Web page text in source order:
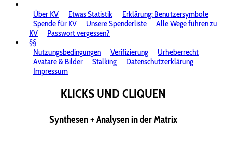
Über KV
Etwas Statistik
Erklärung: Benutzersymbole
Spende für KV
Unsere Spenderliste
Alle Wege führen zu
KV
Passwort vergessen?
§§
Nutzungsbedingungen
Verifizierung
Urheberrecht
Avatare & Bilder
Stalking
Datenschutzerklärung
Impressum
KLICKS UND CLIQUEN
Synthesen + Analysen in der Matrix